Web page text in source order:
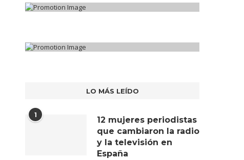
LO MÁS LEÍDO
1
12 mujeres periodistas
que cambiaron la radio
y la televisión en
España